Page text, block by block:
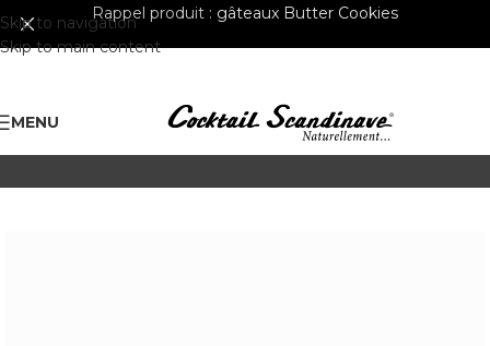
Skip to navigation
Skip to main content
Rappel produit : gâteaux Butter Cookies
MENU